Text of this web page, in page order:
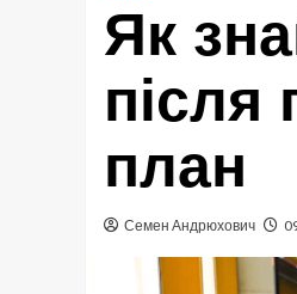
Як
після
план
Семен Андрюхович